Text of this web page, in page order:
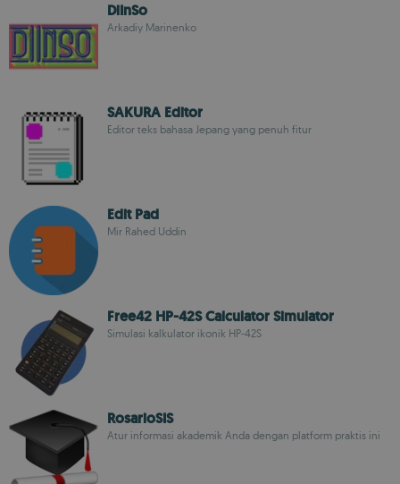
DiInSo
Arkadiy Marinenko
SAKURA Editor
Editor teks bahasa Jepang yang penuh fitur
Edit Pad
Mir Rahed Uddin
Free42 HP-42S Calculator Simulator
Simulasi kalkulator ikonik HP-42S
RosarioSIS
Atur informasi akademik Anda dengan platform praktis ini